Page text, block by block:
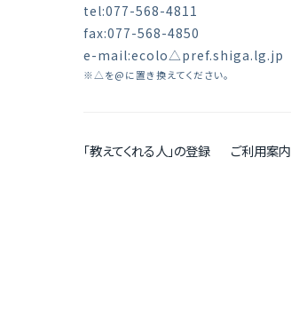
tel:077-568-4811
fax:077-568-4850
e-mail:ecolo△pref.shiga.lg.jp
※△を@に置き換えてください。
「教えてくれる人」の登録 ご利用案内